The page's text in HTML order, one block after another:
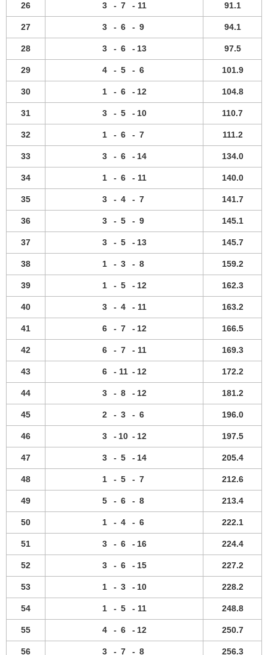
26 3 - 7 - 11 91.1
27 3 - 6 - 9 94.1
28 3 - 6 - 13 97.5
29 4 - 5 - 6 101.9
30 1 - 6 - 12 104.8
31 3 - 5 - 10 110.7
32 1 - 6 - 7 111.2
33 3 - 6 - 14 134.0
34 1 - 6 - 11 140.0
35 3 - 4 - 7 141.7
36 3 - 5 - 9 145.1
37 3 - 5 - 13 145.7
38 1 - 3 - 8 159.2
39 1 - 5 - 12 162.3
40 3 - 4 - 11 163.2
41 6 - 7 - 12 166.5
42 6 - 7 - 11 169.3
43 6 - 11 - 12 172.2
44 3 - 8 - 12 181.2
45 2 - 3 - 6 196.0
46 3 - 10 - 12 197.5
47 3 - 5 - 14 205.4
48 1 - 5 - 7 212.6
49 5 - 6 - 8 213.4
50 1 - 4 - 6 222.1
51 3 - 6 - 16 224.4
52 3 - 6 - 15 227.2
53 1 - 3 - 10 228.2
54 1 - 5 - 11 248.8
55 4 - 6 - 12 250.7
56 3 - 7 - 8 256.3